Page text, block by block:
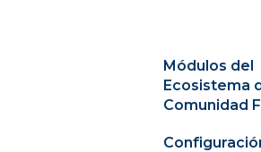
Módulos del
Ecosistema
Comunidad
Panel